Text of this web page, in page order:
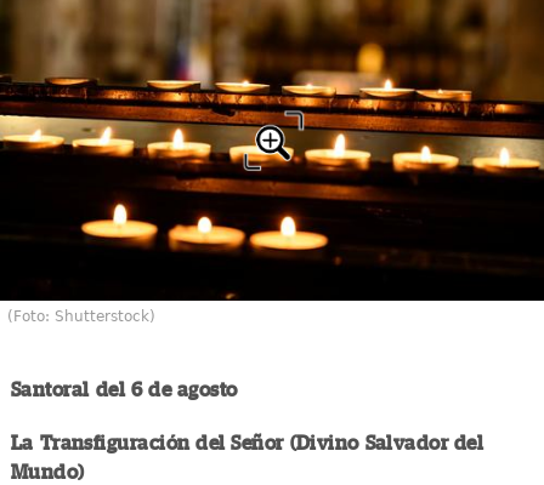
(Foto: Shutterstock)
Santoral del 6 de agosto
La Transfiguración del Señor (Divino Salvador del
Mundo)